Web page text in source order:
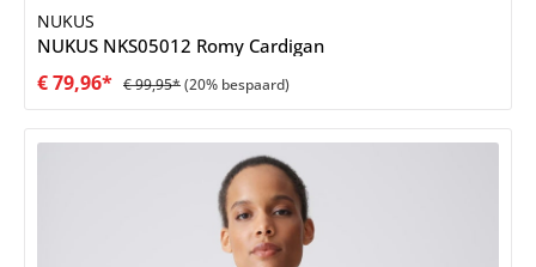
NUKUS
NUKUS NKS05012 Romy Cardigan
€ 79,96* € 99,95*(20% bespaard)